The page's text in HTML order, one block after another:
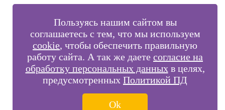
Пользуясь нашим сайтом вы
соглашаетесь с тем, что мы используем
cookie, чтобы обеспечить правильную
работу сайта. А так же даете согласие на
обработку персональных данныхв целях,
предусмотренных Политикой ПД
Ok